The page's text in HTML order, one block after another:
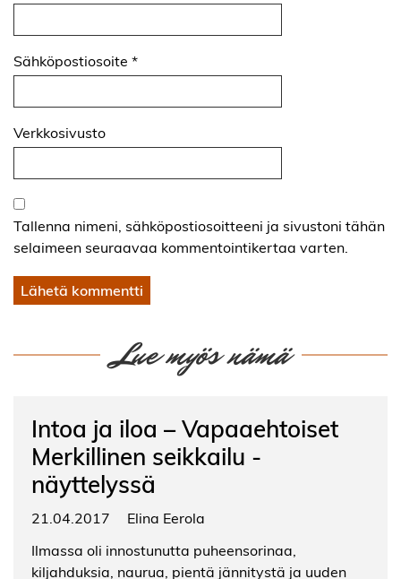
Sähköpostiosoite *
Verkkosivusto
Tallenna nimeni, sähköpostiosoitteeni ja sivustoni tähän
selaimeen seuraavaa kommentointikertaa varten.
Lue myös nämä
Intoa ja iloa – Vapaaehtoiset
Merkillinen seikkailu -
näyttelyssä
21.04.2017
Elina Eerola
Ilmassa oli innostunutta puheensorinaa,
kiljahduksia, naurua, pientä jännitystä ja uuden